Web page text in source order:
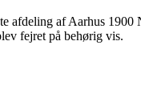
afdeling af Aarhus
fejret på behørig vis.